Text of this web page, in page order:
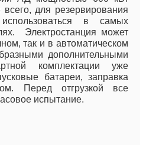
для резервирования
в самых
Электростанция может
так и в автоматическом
дополнительными
комплектации уже
батареи, заправка
Перед отгрузкой все
испытание.